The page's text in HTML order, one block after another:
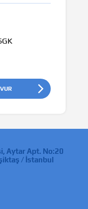
Aytar Apt. No:20
/ İstanbul